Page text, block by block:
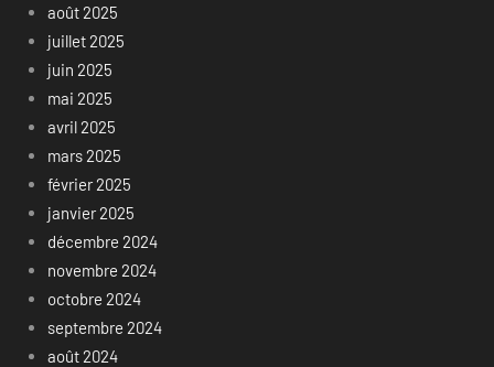
août 2025
juillet 2025
juin 2025
mai 2025
avril 2025
mars 2025
février 2025
janvier 2025
décembre 2024
novembre 2024
octobre 2024
septembre 2024
août 2024